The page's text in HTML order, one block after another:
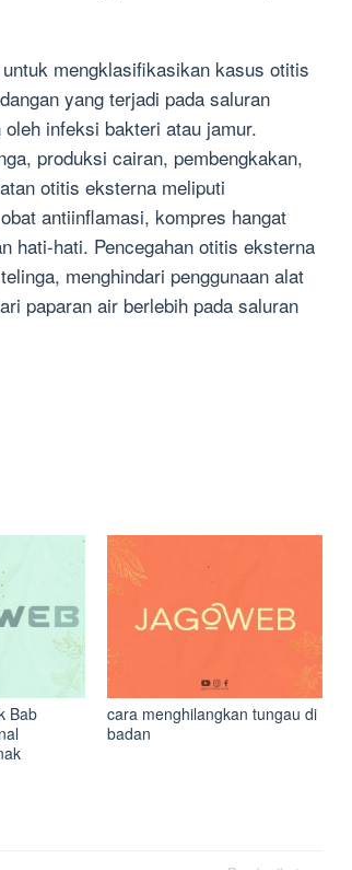
mengklasifikasikan kasus otitis
yang terjadi pada saluran
infeksi bakteri atau jamur.
produksi cairan, pembengkakan,
otitis eksterna meliputi
antiinflamasi, kompres hangat
hati-hati. Pencegahan otitis eksterna
menghindari penggunaan alat
paparan air berlebih pada saluran
Bab
cara menghilangkan tungau di
badan